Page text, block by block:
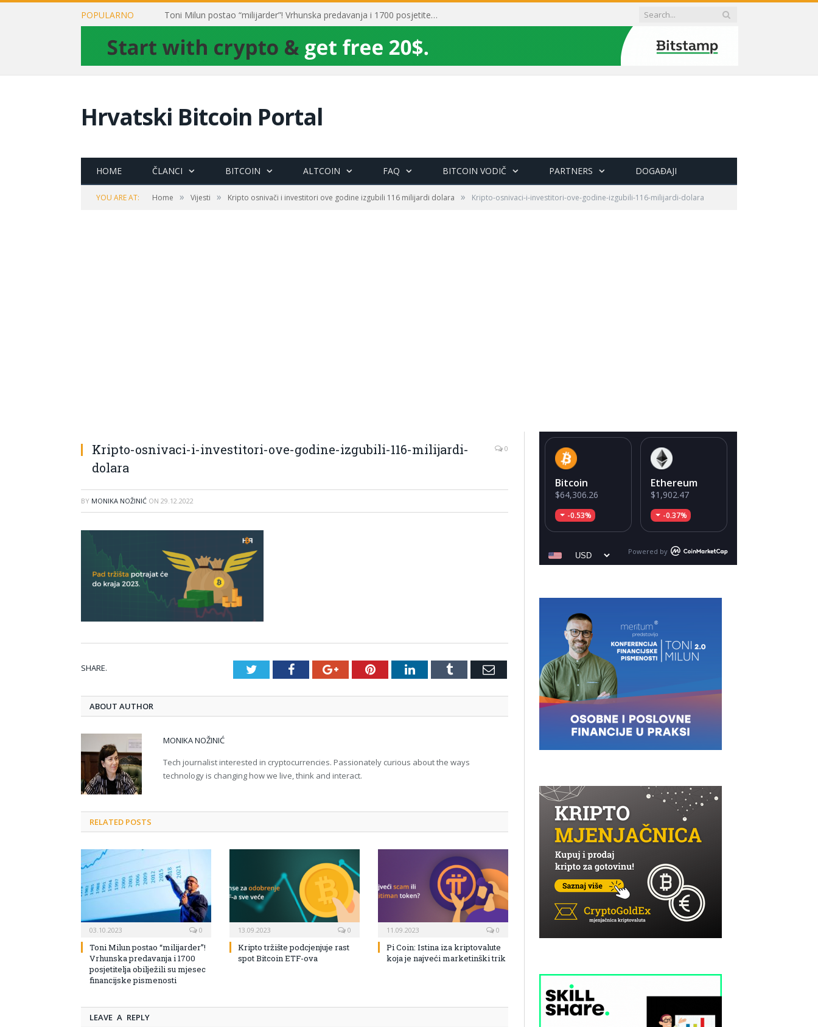
POPULARNO Toni Milun postao “milijarder”! Vrhunska predavanja i 1700 posjetitelja obilježili su mjesec financijske pismenosti
Hrvatski Bitcoin Portal
HOME ČLANCI BITCOIN ALTCOIN FAQ BITCOIN VODIČ PARTNERS DOGAĐAJI
YOU ARE AT: Home » Vijesti » Kripto osnivači i investitori ove godine izgubili 116 milijardi dolara » Kripto-osnivaci-i-investitori-ove-godine-izgubili-116-milijardi-dolara
Kripto-osnivaci-i-investitori-ove-godine-izgubili-116-milijardi-
dolara
0
BY MONIKA NOŽINIĆ ON 29.12.2022
SHARE. TwitterFacebookGoogle+PinterestLinkedInTumblr Email
ABOUT AUTHOR
MONIKA NOŽINIĆ
Tech journalist interested in cryptocurrencies. Passionately curious about the ways
technology is changing how we live, think and interact.
RELATED POSTS
03.10.2023 0
Toni Milun postao “milijarder”!
Vrhunska predavanja i 1700
posjetitelja obilježili su mjesec
financijske pismenosti
13.09.2023 0
Kripto tržište podcjenjuje rast
spot Bitcoin ETF-ova
11.09.2023 0
Pi Coin: Istina iza kriptovalute
koja je najveći marketinški trik
LEAVE A REPLY
Bitcoin
$64,306.26
-0.53%
Ethereum
$1,902.47
-0.37%
Powered by